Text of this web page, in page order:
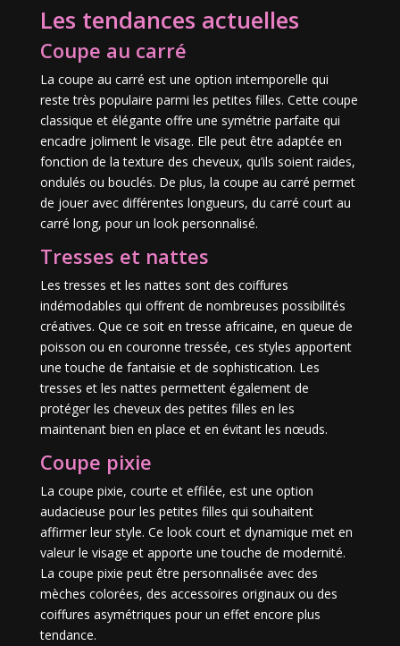
Les tendances actuelles
Coupe au carré
La coupe au carré est une option intemporelle qui
reste très populaire parmi les petites filles. Cette coupe
classique et élégante offre une symétrie parfaite qui
encadre joliment le visage. Elle peut être adaptée en
fonction de la texture des cheveux, qu’ils soient raides,
ondulés ou bouclés. De plus, la coupe au carré permet
de jouer avec différentes longueurs, du carré court au
carré long, pour un look personnalisé.
Tresses et nattes
Les tresses et les nattes sont des coiffures
indémodables qui offrent de nombreuses possibilités
créatives. Que ce soit en tresse africaine, en queue de
poisson ou en couronne tressée, ces styles apportent
une touche de fantaisie et de sophistication. Les
tresses et les nattes permettent également de
protéger les cheveux des petites filles en les
maintenant bien en place et en évitant les nœuds.
Coupe pixie
La coupe pixie, courte et effilée, est une option
audacieuse pour les petites filles qui souhaitent
affirmer leur style. Ce look court et dynamique met en
valeur le visage et apporte une touche de modernité.
La coupe pixie peut être personnalisée avec des
mèches colorées, des accessoires originaux ou des
coiffures asymétriques pour un effet encore plus
tendance.